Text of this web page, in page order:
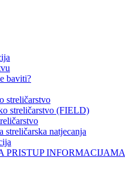
baviti?
streličarstvo
streličarstvo (FIELD)
streličarska natjecanja
PRISTUP INFORMACIJAMA